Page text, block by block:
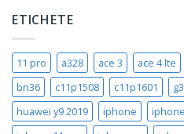
ETICHETE
11 pro a328 ace 3 ace 4 lte
bn36
c11p1508 c11p1601
huawei y9 2019
iphone